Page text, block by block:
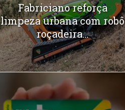
Fabriciano reforça
limpeza urbana com robô
roçadeira...